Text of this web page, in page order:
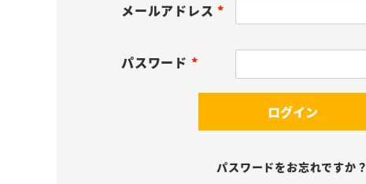
メールアドレス
パスワード
ログイン
パスワードをお忘れですか？